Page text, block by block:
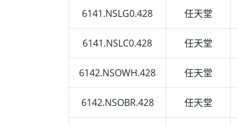
6141.NSLG0.428 任天堂
6141.NSLC0.428 任天堂
6142.NSOWH.428 任天堂
6142.NSOBR.428 任天堂